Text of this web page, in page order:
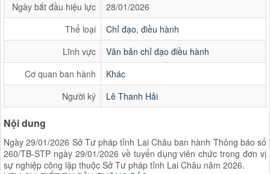
Ngày bắt đầu hiệu lực
28/01/2026
Thể loại
Chỉ đạo, điều hành
Lĩnh vực
Văn bản chỉ đạo điều hành
Cơ quan ban hành
Khác
Người ký
Lê Thanh Hải
Nội dung
Ngày 29/01/2026 Sở Tư pháp tỉnh Lai Châu ban hành Thông báo số
260/TB-STP ngày 29/01/2026 về tuyển dụng viên chức trong đơn vị
sự nghiệp công lập thuộc Sở Tư pháp tỉnh Lai Châu năm 2026.